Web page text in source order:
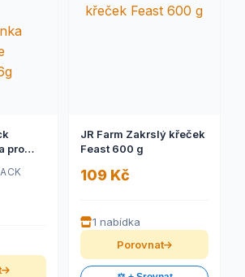
pro
JR Farm Zakrslý křeček
Feast 600 g
109 Kč
1 nabídka
Porovnat